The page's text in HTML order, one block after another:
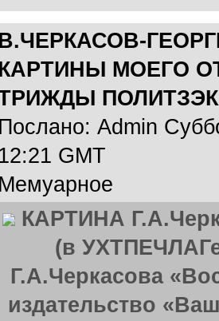
МОЕГО
Послано: Admin
12:21 GMT
Мемуарное
КАРТИНА
(в УХТПЕЧЛАГе
Г.А.Черкасова
издательство